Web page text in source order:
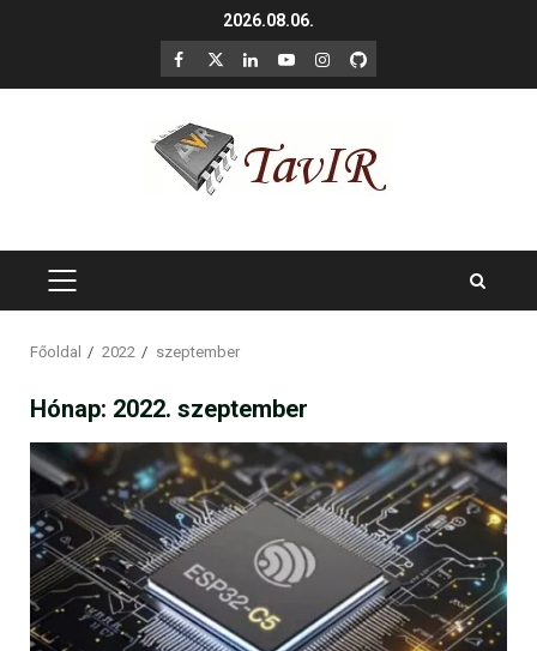
2026.08.06.
F X LinkedIn
YouTubeInstagram
GitHub
PRIMARY
Főoldal 2022 szeptember
Hónap: 2022. szeptember